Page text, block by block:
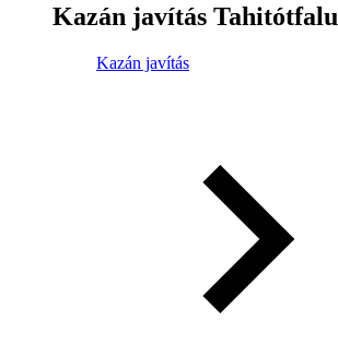
Kazán javítás Tahitótfalu
Kazán javítás